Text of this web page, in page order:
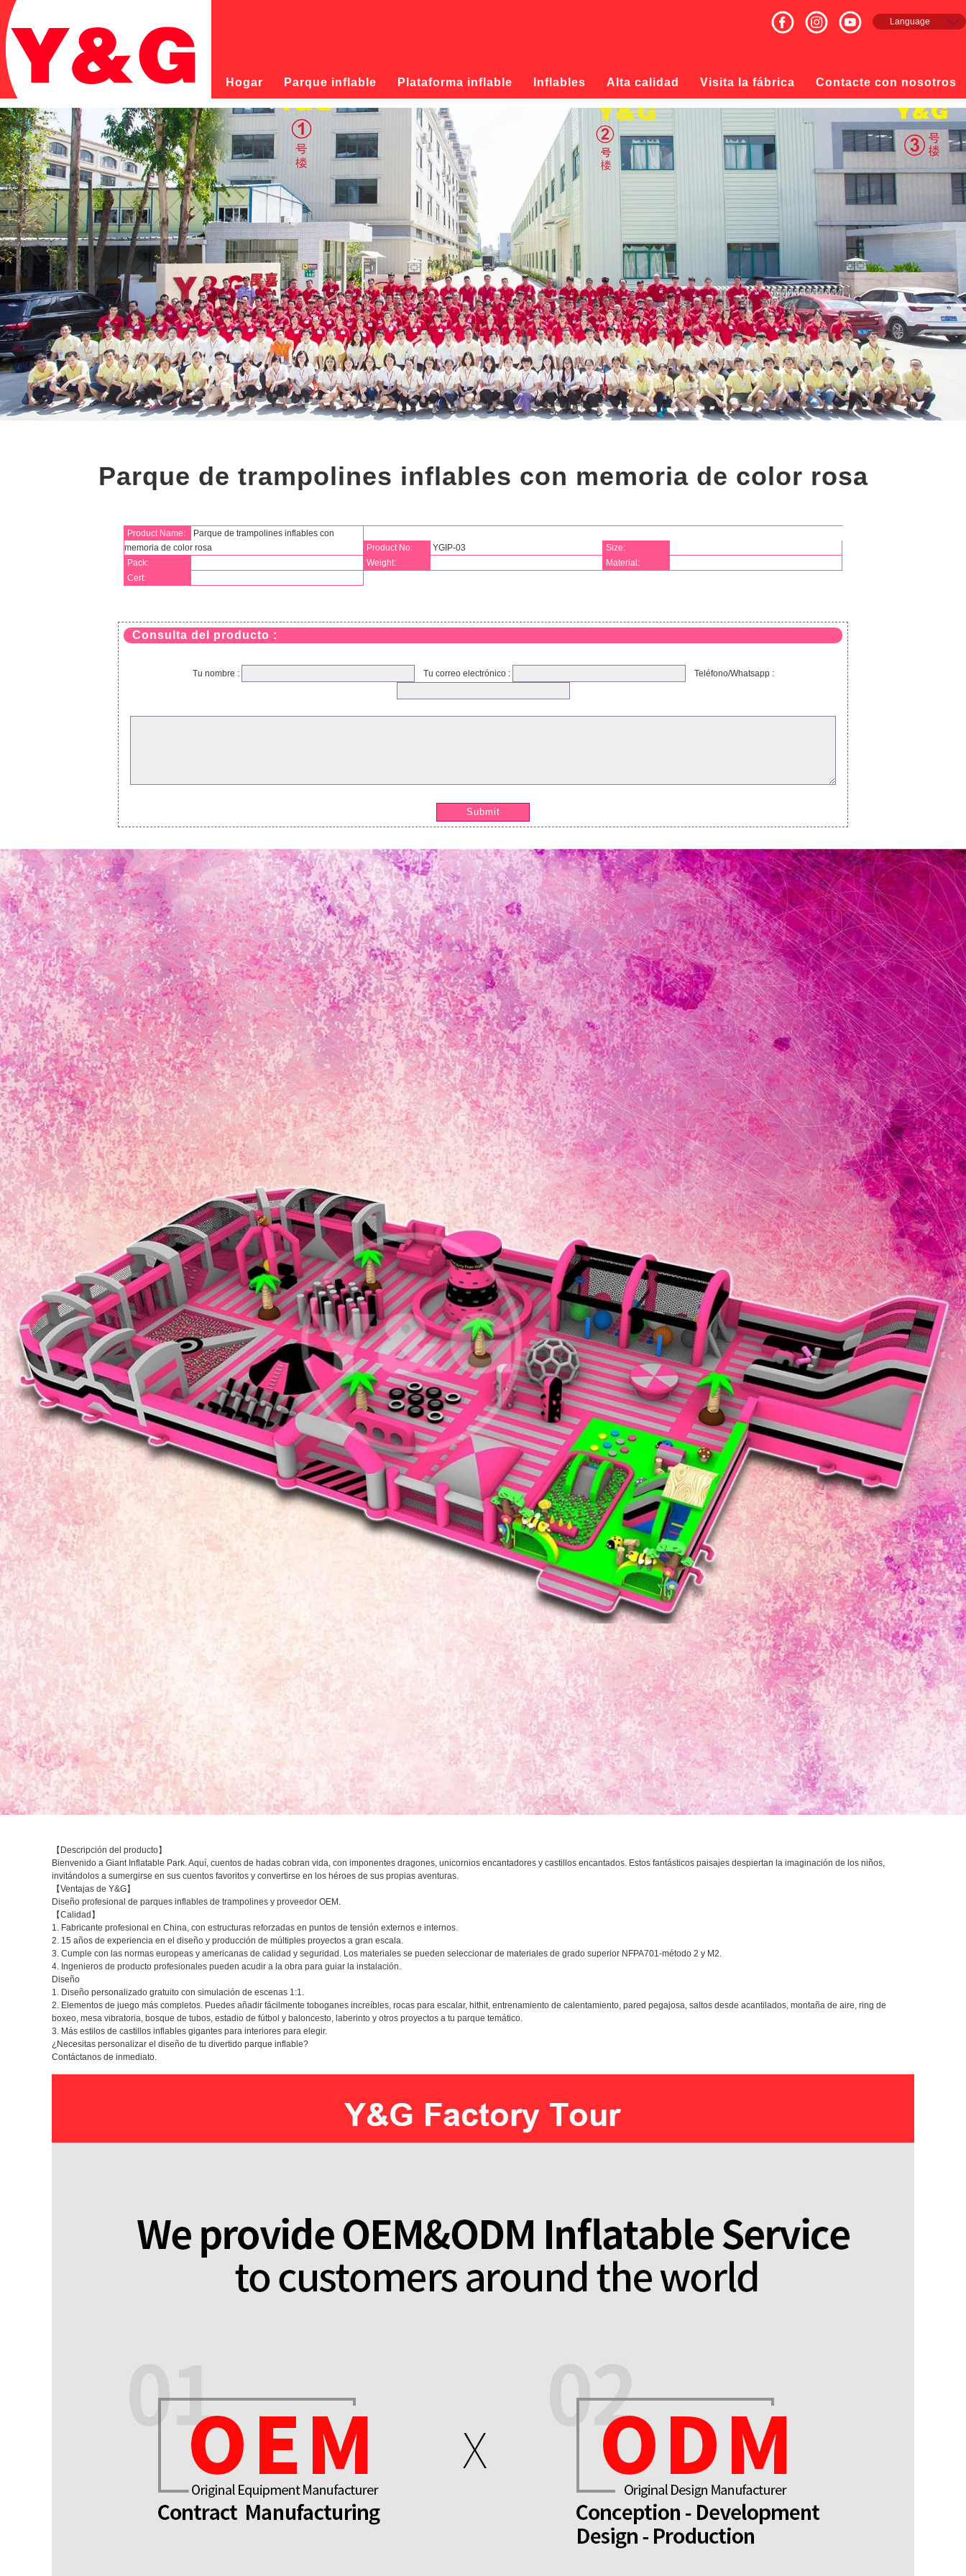
Language
русский
日本語
한국의
Hogar Parque inflable Plataforma inflable Inflables Alta calidad Visita la fábrica Contacte con nosotros
Parque de trampolines inflables con memoria de color rosa
Product Name:
Parque de trampolines inflables con
memoria de color rosa
Product No: YGIP-03
Size:
Pack:
Weight:
Material:
Cert:
Consulta del producto :
Tu nombre : Tu correo electrónico : Teléfono/Whatsapp :
Submit
【Descripción del producto】
Bienvenido a Giant Inflatable Park. Aquí, cuentos de hadas cobran vida, con imponentes dragones, unicornios encantadores y castillos encantados. Estos fantásticos paisajes despiertan la imaginación de los niños,
invitándolos a sumergirse en sus cuentos favoritos y convertirse en los héroes de sus propias aventuras.
【Ventajas de Y&G】
Diseño profesional de parques inflables de trampolines y proveedor OEM.
【Calidad】
1. Fabricante profesional en China, con estructuras reforzadas en puntos de tensión externos e internos.
2. 15 años de experiencia en el diseño y producción de múltiples proyectos a gran escala.
3. Cumple con las normas europeas y americanas de calidad y seguridad. Los materiales se pueden seleccionar de materiales de grado superior NFPA701-método 2 y M2.
4. Ingenieros de producto profesionales pueden acudir a la obra para guiar la instalación.
Diseño
1. Diseño personalizado gratuito con simulación de escenas 1:1.
2. Elementos de juego más completos. Puedes añadir fácilmente toboganes increíbles, rocas para escalar, hithit, entrenamiento de calentamiento, pared pegajosa, saltos desde acantilados, montaña de aire, ring de
boxeo, mesa vibratoria, bosque de tubos, estadio de fútbol y baloncesto, laberinto y otros proyectos a tu parque temático.
3. Más estilos de castillos inflables gigantes para interiores para elegir.
¿Necesitas personalizar el diseño de tu divertido parque inflable?
Contáctanos de inmediato.